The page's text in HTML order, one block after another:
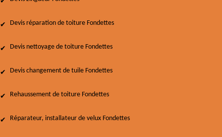
Devis réparation de toiture Fondettes
Devis nettoyage de toiture Fondettes
Devis changement de tuile Fondettes
Rehaussement de toiture Fondettes
Réparateur, installateur de velux Fondettes